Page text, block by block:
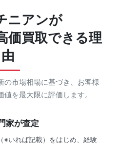
ニアンが
価買取できる理
由
の市場相場に基づき、お客様
を最大限に評価します。
家が査定
（※いれば記載）をはじめ、経験